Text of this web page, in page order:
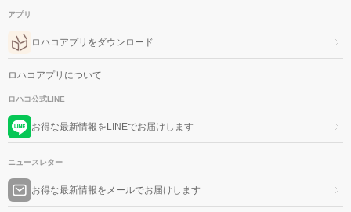
アプリ
ロハコアプリをダウンロード
ロハコアプリについて
ロハコ公式LINE
お得な最新情報をLINEでお届けします
ニュースレター
お得な最新情報をメールでお届けします